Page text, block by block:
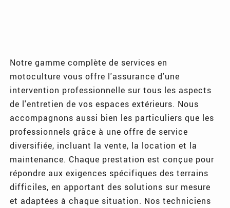
Notre gamme complète de services en
motoculture vous offre l'assurance d'une
intervention professionnelle sur tous les aspects
de l'entretien de vos espaces extérieurs. Nous
accompagnons aussi bien les particuliers que les
professionnels grâce à une offre de service
diversifiée, incluant la vente, la location et la
maintenance. Chaque prestation est conçue pour
répondre aux exigences spécifiques des terrains
difficiles, en apportant des solutions sur mesure
et adaptées à chaque situation. Nos techniciens